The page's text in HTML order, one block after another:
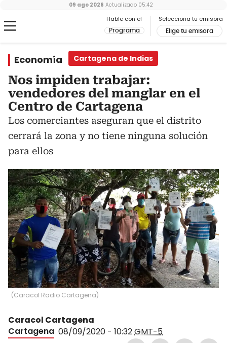
Hable con el
Programa
Selecciona tu emisora
Elige tu emisora
09 ago 2026 Actualizado 05:42
Economía Cartagena de Indias
Nos impiden trabajar:
vendedores del manglar en el
Centro de Cartagena
Los comerciantes aseguran que el distrito
cerrará la zona y no tiene ninguna solución
para ellos
(Caracol Radio Cartagena)
Caracol Cartagena
Cartagena 08/09/2020 - 10:32GMT-5